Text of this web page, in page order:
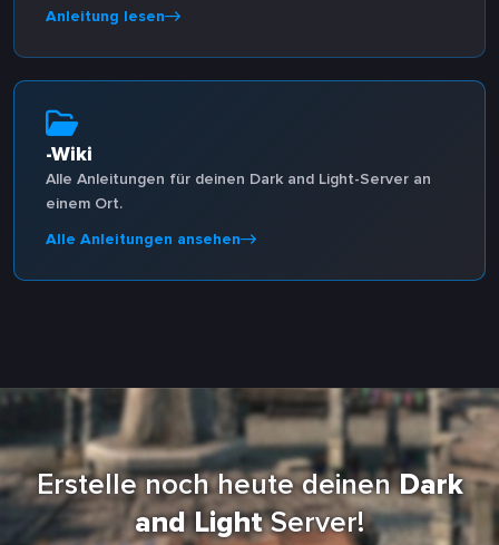
neue Kopie über das Host Havoc Game Control Panel
Anleitung lesen
-Wiki
Alle Anleitungen für deinen Dark and Light-Server an
einem Ort.
Alle Anleitungen ansehen
Erstelle noch heute deinenDark
and LightServer!